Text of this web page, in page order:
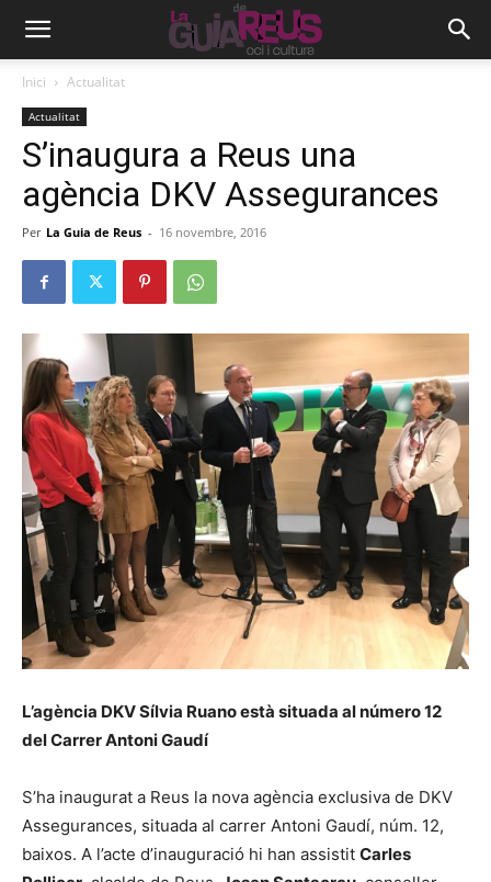
Inici Actualitat
Actualitat
S’inaugura a Reus una
agència DKV Assegurances
Per La Guia de Reus - 16 novembre, 2016
L’agència DKV Sílvia Ruano està situada al número 12
del Carrer Antoni Gaudí
S’ha inaugurat a Reus la nova agència exclusiva de DKV
Assegurances, situada al carrer Antoni Gaudí, núm. 12,
baixos. A l’acte d’inauguració hi han assistit Carles